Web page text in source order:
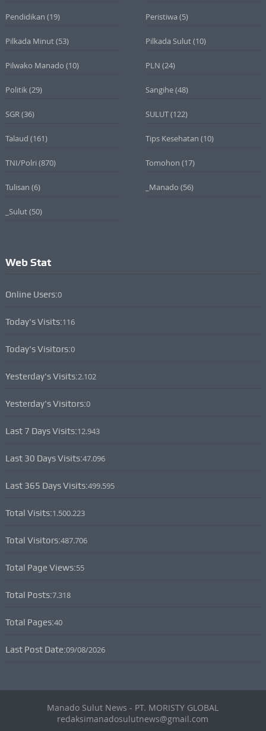
Pendidikan (19) Peristiwa (5)
Pilkada Minut(53) Pilkada Sulut(10)
Pilwako Manado (10) PLN (24)
Politik(29) Sangihe(48)
SGR(36) SULUT(122)
Talaud (161) Tips Kesehatan (10)
TNI/Polri (870) Tomohon (17)
Tulisan (6) _Manado (56)
_Sulut(50)
Web Stat
Online Users:0
Today's Visits:116
Today's Visitors:0
Yesterday's Visits:2.102
Yesterday's Visitors:0
Last 7 Days Visits:12.943
Last 30 Days Visits:47.096
Last 365 Days Visits:499.595
Total Visits:1.500.223
Total Visitors:487.706
Total Page Views:55
Total Posts:7.318
Total Pages:40
Last Post Date:09/08/2026
Manado Sulut News - PT. MORISTY GLOBAL
redaksimanadosulutnews@gmail.com